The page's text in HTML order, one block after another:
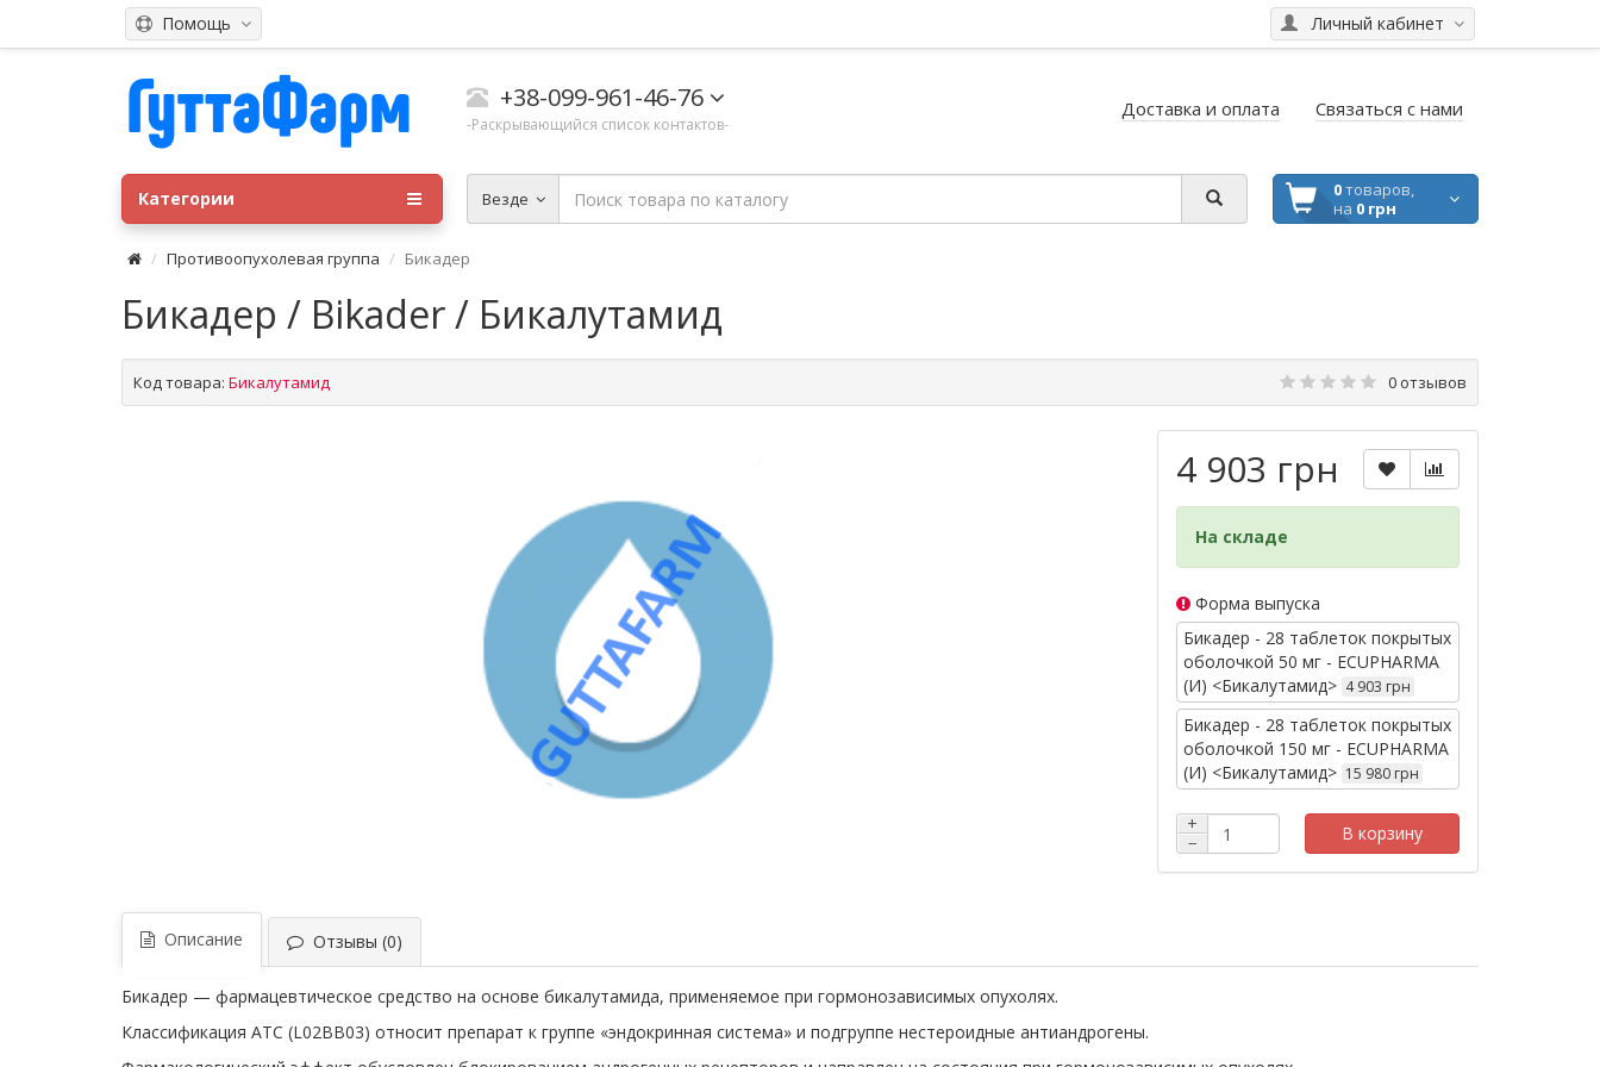
Личный кабинет
Помощь
+38-099-961-46-76
-Раскрывающийся список контактов-
Доставка и оплата Связаться с нами
Везде 0товаров,
на 0 грн
Категории
Противоопухолевая группа Бикадер
Бикадер / Bikader / Бикалутамид
Код товара: Бикалутамид 0 отзывов
4 903 грн
На складе
Форма выпуска
Бикадер - 28 таблеток покрытых
оболочкой 50 мг - ECUPHARMA
(И) <Бикалутамид> 4 903 грн
Бикадер - 28 таблеток покрытых
оболочкой 150 мг - ECUPHARMA
(И) <Бикалутамид> 15 980 грн
+
−
В корзину
Описание Отзывы (0)
Бикадер — фармацевтическое средство на основе бикалутамида, применяемое при гормонозависимых опухолях.
Классификация ATC (L02BB03) относит препарат к группе «эндокринная система» и подгруппе нестероидные антиандрогены.